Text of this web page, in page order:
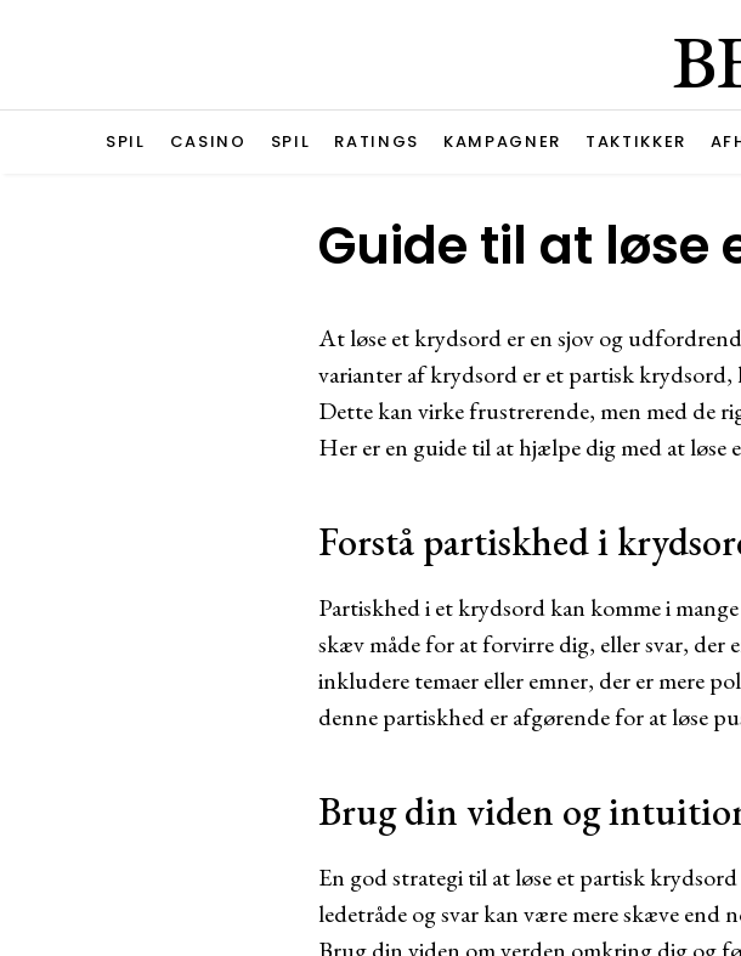
SPIL CASINO SPIL RATINGS KAMPAGNER TAKTIKKER
Guide til at løse
At løse et krydsord er en sjov og
varianter af krydsord er et partisk krydsord,
Dette kan virke frustrerende, men med de
Her er en guide til at hjælpe dig med at løse
Forstå partiskhed i
Partiskhed i et krydsord kan komme i
skæv måde for at forvirre dig, eller svar, der
inkludere temaer eller emner, der er mere
denne partiskhed er afgørende for at løse
Brug din viden og
En god strategi til at løse et partisk
ledetråde og svar kan være mere skæve end